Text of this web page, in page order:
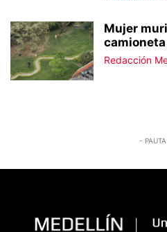
Mujer
Redacción
-